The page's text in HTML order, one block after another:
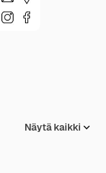
Näytä kaikki